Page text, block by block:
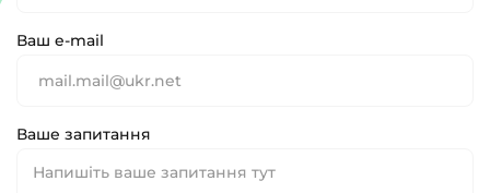
Ваш e-mail
Ваше запитання